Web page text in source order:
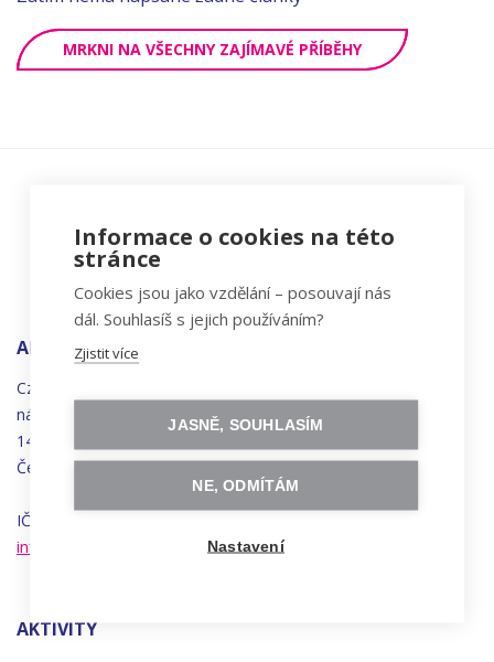
MRKNI NA VŠECHNY ZAJÍMAVÉ PŘÍBĚHY
ADRESA
Czechitas, z.ú.
náměstí
Synků 1748/17
140 00 Praha 4 - Nusle
Česká republika
IČO 22834958 | DIČ CZ22834958
info@czechitas.cz
AKTIVITY
Informace o cookies na této
stránce
Cookies jsou jako vzdělání – posouvají nás
dál. Souhlasíš s jejich používáním?
Zjistit více
JASNĚ, SOUHLASÍM
NE, ODMÍTÁM
Nastavení